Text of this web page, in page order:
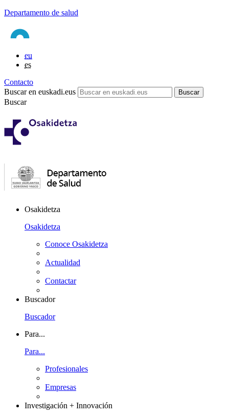
Departamento de salud
eu
es
Contacto
Buscar en euskadi.eus
Buscar
Osakidetza
Osakidetza
Conoce Osakidetza
Actualidad
Contactar
Buscador
Buscador
Para...
Para...
Profesionales
Empresas
Investigación + Innovación